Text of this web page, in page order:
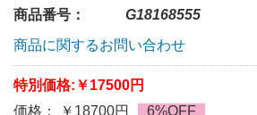
商品番号：
G18168555
商品に関するお問い合わせ
特別価格: ￥17500円
価格： ￥18700円
6%OFF